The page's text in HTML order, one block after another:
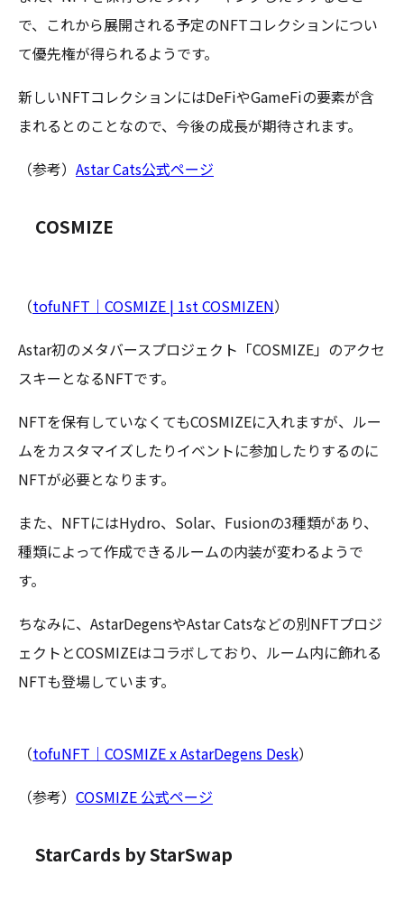
で、これから展開される予定のNFTコレクションについ
て優先権が得られるようです。
新しいNFTコレクションにはDeFiやGameFiの要素が含
まれるとのことなので、今後の成長が期待されます。
（参考） Astar Cats公式ページ
COSMIZE
（tofuNFT｜COSMIZE | 1st COSMIZEN）
Astar初のメタバースプロジェクト「COSMIZE」のアクセ
スキーとなるNFTです。
NFTを保有していなくてもCOSMIZEに入れますが、ルー
ムをカスタマイズしたりイベントに参加したりするのに
NFTが必要となります。
また、NFTにはHydro、Solar、Fusionの3種類があり、
種類によって作成できるルームの内装が変わるようで
す。
ちなみに、AstarDegensやAstar Catsなどの別NFTプロジ
ェクトとCOSMIZEはコラボしており、ルーム内に飾れる
NFTも登場しています。
（tofuNFT｜COSMIZE x AstarDegens Desk）
（参考） COSMIZE 公式ページ
StarCards by StarSwap